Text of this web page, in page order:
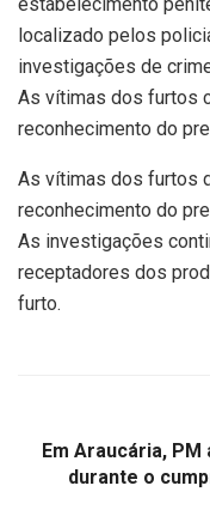
localizado pelos
investigações de
As vítimas dos furtos
reconhecimento do
As vítimas dos furtos
reconhecimento do
As investigações
receptadores dos
furto.
Em Araucária,
durante o